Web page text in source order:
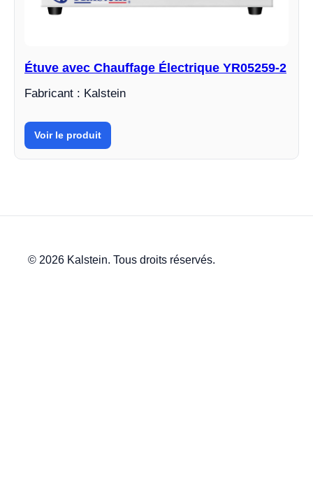
Étuve avec Chauffage Électrique YR05259-2
Fabricant : Kalstein
Voir le produit
© 2026 Kalstein. Tous droits réservés.